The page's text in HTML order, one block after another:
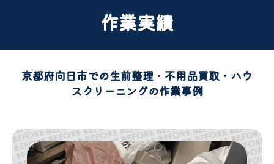
作業実績
京都府向日市での生前整理・不用品買取・ハウ
スクリーニングの作業事例